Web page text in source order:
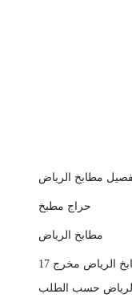
مطابخ الرياض
حراج مطبخ
مطابخ الرياض
الرياض مخرج 17
حسب الطلب